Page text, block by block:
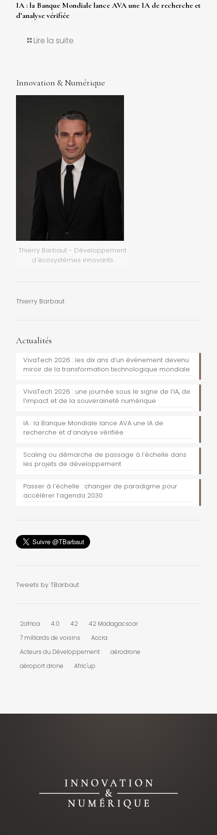
IA : la Banque Mondiale lance AVA une IA de recherche et
d’analyse vérifiée
Lire la suite
Innovation & Numérique
Thierry Barbaut - Développement
d'écosystèmes innovants
Thierry Barbaut
Actualités
VivaTech 2026 : les dix ans d’un événement devenu
miroir de la transformation technologique mondiale
VivaTech 2026 : une journée sous le signe de l’IA, de
l’impact et de la souveraineté numérique
IA : la Banque Mondiale lance AVA une IA de
recherche et d’analyse vérifiée
Scaling ou démarche de passage à l’échelle dans
les projets de développement
Passer à l’échelle : changer de paradigme pour
accélérer l’agenda 2030
Tweets by TBarbaut
2africa 4.0 42
42 Madagacscar
7 milliards de voisins
Accra
Acteurs du Développement
aérodrone
aéroport drone
Afric'up